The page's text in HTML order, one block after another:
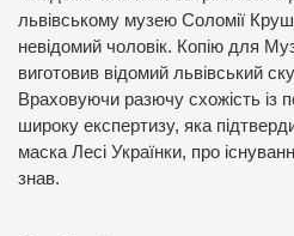
львівському музею Соломії
невідомий чоловік. Копію для
виготовив відомий львівський
Враховуючи разючу схожість із
широку експертизу, яка
маска Лесі Українки, про
знав.